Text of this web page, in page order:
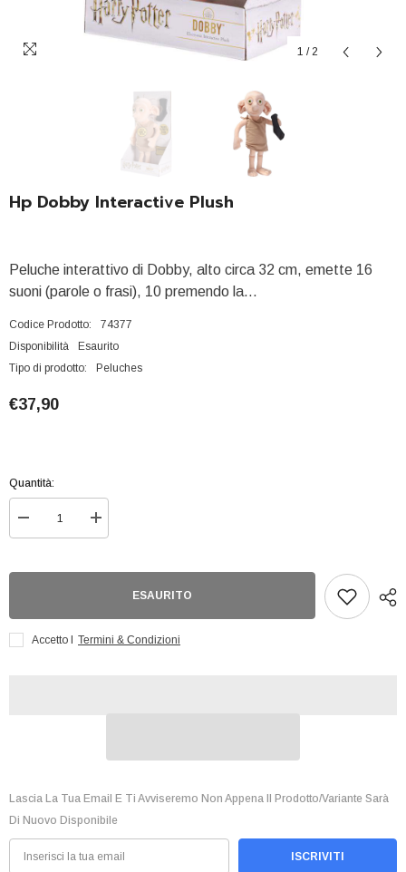
1 / 2
Hp Dobby Interactive Plush
Peluche interattivo di Dobby, alto circa 32 cm, emette 16
suoni (parole o frasi), 10 premendo la...
Codice Prodotto:
74377
Disponibilità
Esaurito
Tipo di prodotto:
Peluches
€37,90
Quantità:
Diminuisci
quantità
Aumenta
quantità
InteractiveESAURITO
Accetto I Termini & Condizioni
Lascia La Tua Email E Ti Avviseremo Non Appena Il Prodotto/variante Sarà
Di Nuovo Disponibile
ISCRIVITI